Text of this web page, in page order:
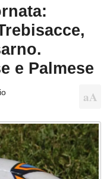
e Palmese